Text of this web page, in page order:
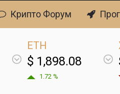
Крипто Форум
ETH
$ 1,898.08
1.72 %